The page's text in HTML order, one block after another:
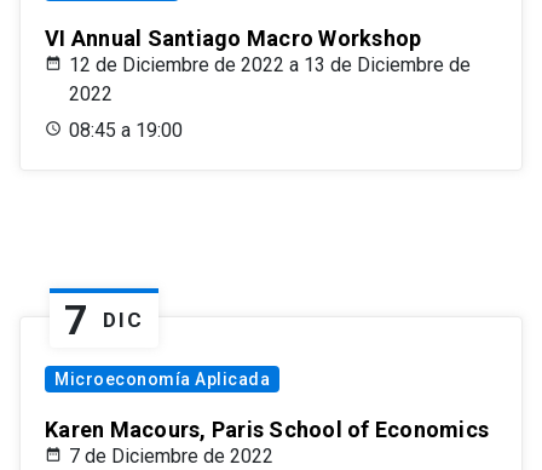
VI Annual Santiago Macro Workshop
12 de Diciembre de 2022 a 13 de Diciembre de
2022
08:45 a 19:00
7 DIC
Microeconomía Aplicada
Karen Macours, Paris School of Economics
7 de Diciembre de 2022